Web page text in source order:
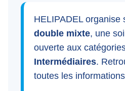
HELIPADEL organise
double mixte, une
ouverte aux
Intermédiaires.
toutes les